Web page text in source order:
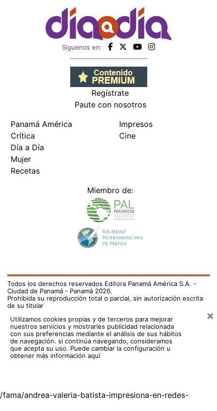
Siguenos en:
Regístrate
Paute con nosotros
Panamá América
Crítica
Día a Día
Mujer
Recetas
Impresos
Cine
Miembro de:
Todos los derechos reservados Editora Panamá América S.A. -
Ciudad de Panamá - Panamá 2026.
Prohibida su reproducción total o parcial, sin autorización escrita
de su titular
Utilizamos cookies propias y de terceros para mejorar
nuestros servicios y mostrarles publicidad relacionada
con sus preferencias mediante el análisis de sus hábitos
de navegación. si continúa navegando, consideramos
que acepta su uso. Puede cambiar la configuración u
obtener más información aquí
×
/fama/andrea-valeria-batista-impresiona-en-redes-